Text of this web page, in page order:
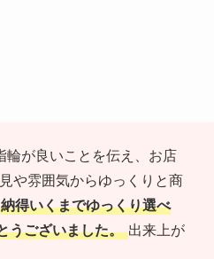
輪が良いことを伝え、お店
や雰囲気からゆっくりと商
納得いくまでゆっくり選べ
うございました。出来上が